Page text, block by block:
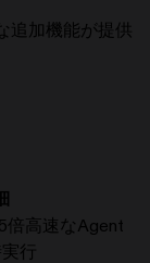
追加機能が提供
倍高速なAgent
行